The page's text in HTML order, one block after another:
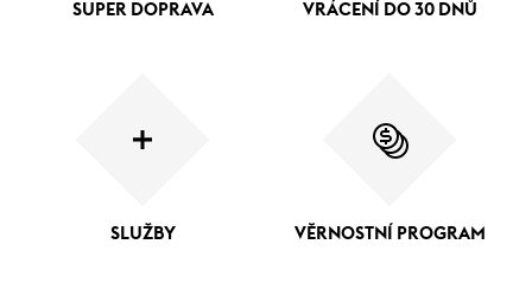
SUPER DOPRAVA VRÁCENÍ DO 30 DNŮ
SLUŽBY VĚRNOSTNÍ PROGRAM